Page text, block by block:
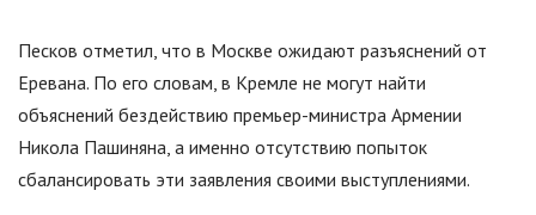
Песков отметил, что в Москве ожидают разъяснений от
Еревана. По его словам, в Кремле не могут найти
объяснений бездействию премьер-министра Армении
Никола Пашиняна, а именно отсутствию попыток
сбалансировать эти заявления своими выступлениями.